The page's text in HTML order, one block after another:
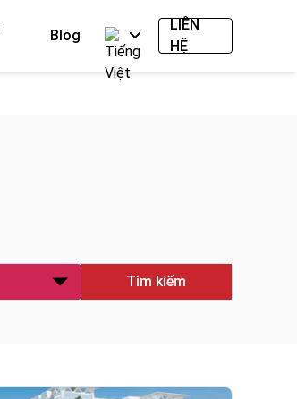
Blog
LIÊN
HỆ
Tìm kiếm